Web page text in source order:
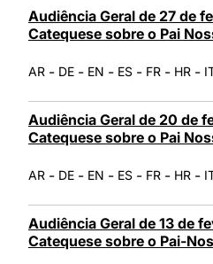
Audiência Geral de 27 de
Catequese sobre o Pai
AR - DE - EN - ES - FR - HR -
Audiência Geral de 20 de
Catequese sobre o Pai
AR - DE - EN - ES - FR - HR -
Audiência Geral de 13 de
Catequese sobre o Pai-